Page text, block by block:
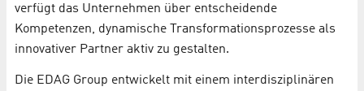
verfügt das Unternehmen über entscheidende
Kompetenzen, dynamische Transformationsprozesse als
innovativer Partner aktiv zu gestalten.
Die EDAG Group entwickelt mit einem interdisziplinären